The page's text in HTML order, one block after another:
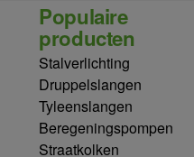
Populaire
producten
Stalverlichting
Druppelslangen
Tyleenslangen
Beregeningspompen
Straatkolken